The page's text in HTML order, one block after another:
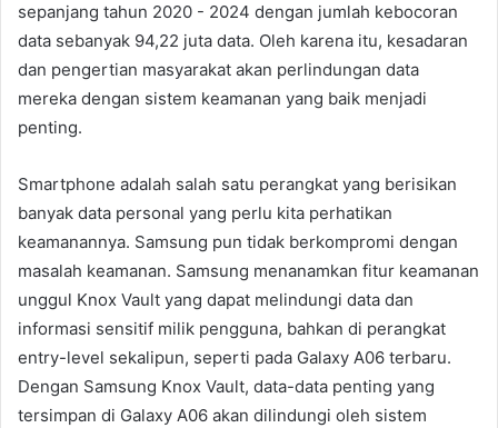
sepanjang tahun 2020 - 2024 dengan jumlah kebocoran
data sebanyak 94,22 juta data. Oleh karena itu, kesadaran
dan pengertian masyarakat akan perlindungan data
mereka dengan sistem keamanan yang baik menjadi
penting.
Smartphone adalah salah satu perangkat yang berisikan
banyak data personal yang perlu kita perhatikan
keamanannya. Samsung pun tidak berkompromi dengan
masalah keamanan. Samsung menanamkan fitur keamanan
unggul Knox Vault yang dapat melindungi data dan
informasi sensitif milik pengguna, bahkan di perangkat
entry-level sekalipun, seperti pada Galaxy A06 terbaru.
Dengan Samsung Knox Vault, data-data penting yang
tersimpan di Galaxy A06 akan dilindungi oleh sistem